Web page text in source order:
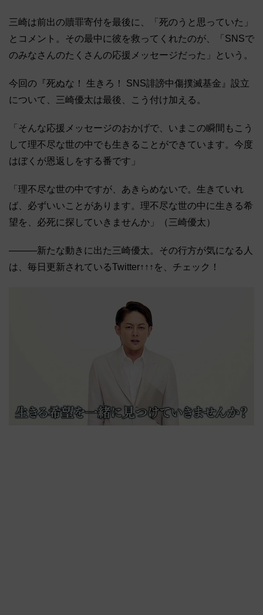
三崎は前出の贖罪寄付を最後に、「死のうと思っていた」
とコメント。その最中に彼を救ってくれたのが、「SNSで
のみなさんのたくさんの応援メッセージだった」という。
今回の『死ぬな！ 生きろ！ SNS誹謗中傷撲滅基金』設立
について、三崎優太は最後、こう付け加える。
「そんな応援メッセージのおかげで、いまこの瞬間もこう
して理不尽な世の中でも生きることができています。今度
はぼくが恩返しをする番です」
「理不尽な世の中ですが、あきらめないで。生きていれ
ば、必ずいいことがあります。理不尽な世の中に生きる希
望を、必死に探していきませんか」（三崎優太）
―――新たな動きに出た三崎優太。その行方が気になる人
は、毎日更新されているTwitter↑↑↑を、チェック！